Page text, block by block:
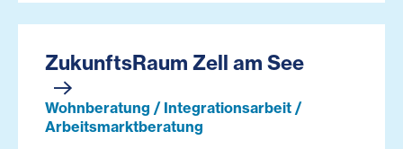
ZukunftsRaum Zell am See
Wohnberatung / Integrationsarbeit /
Arbeitsmarktberatung